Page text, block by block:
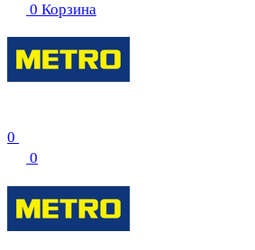
0 Корзина
0
0